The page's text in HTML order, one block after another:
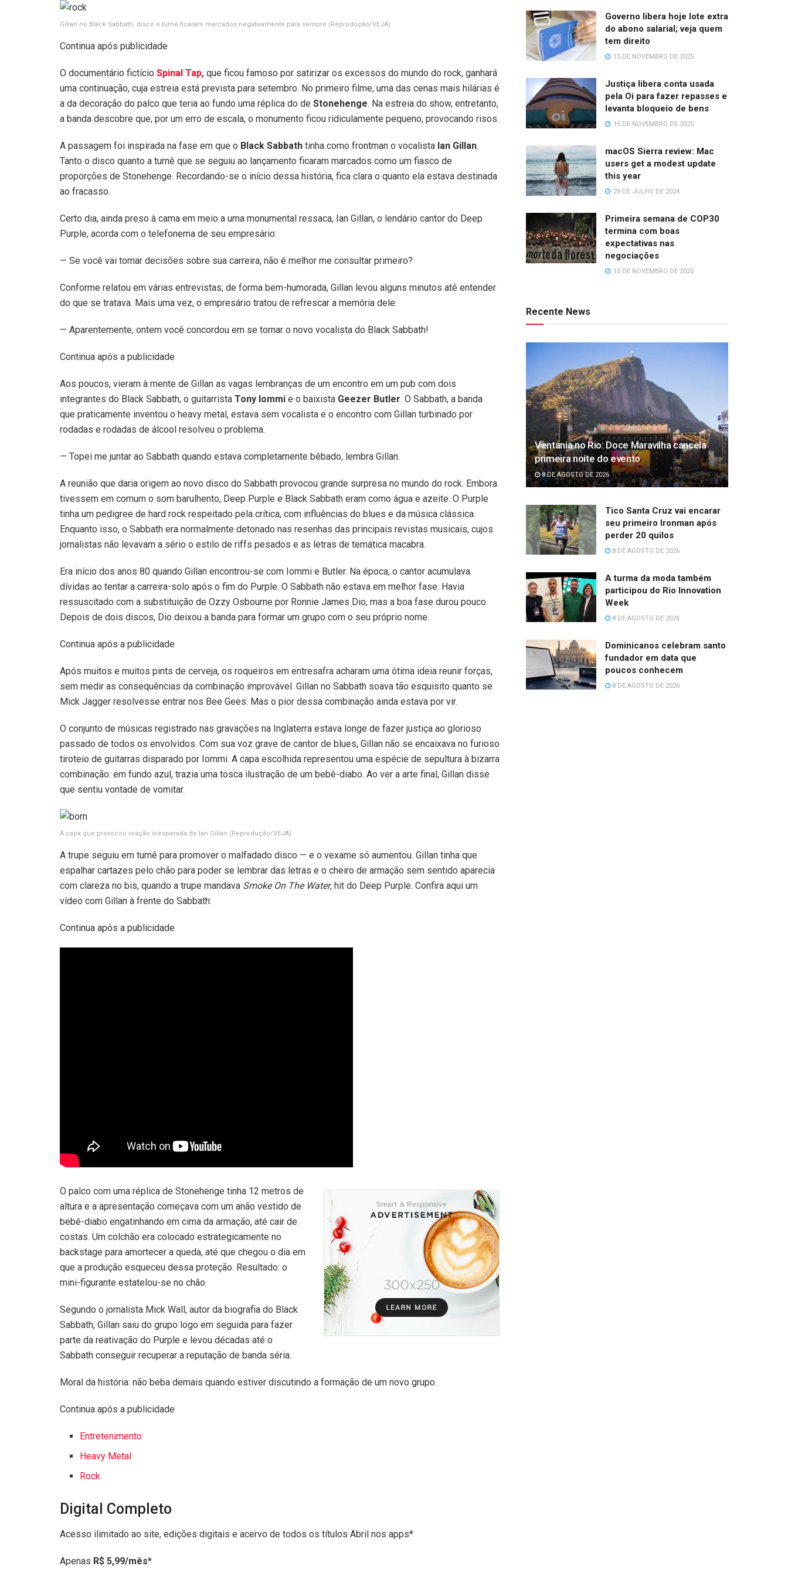
Gillan no Black Sabbath: disco e turnê ficaram marcados negativamente para sempre (Reprodução/VEJA)
Continua após publicidade
O documentário fictício Spinal Tap, que ficou famoso por satirizar os excessos do mundo do rock, ganhará
uma continuação, cuja estreia está prevista para setembro. No primeiro filme, uma das cenas mais hilárias é
a da decoração do palco que teria ao fundo uma réplica do de Stonehenge. Na estreia do show, entretanto,
a banda descobre que, por um erro de escala, o monumento ficou ridiculamente pequeno, provocando risos.
A passagem foi inspirada na fase em que o Black Sabbath tinha como frontman o vocalista Ian Gillan.
Tanto o disco quanto a turnê que se seguiu ao lançamento ficaram marcados como um fiasco de
proporções de Stonehenge. Recordando-se o início dessa história, fica clara o quanto ela estava destinada
ao fracasso.
Certo dia, ainda preso à cama em meio a uma monumental ressaca, Ian Gillan, o lendário cantor do Deep
Purple, acorda com o telefonema de seu empresário:
— Se você vai tomar decisões sobre sua carreira, não é melhor me consultar primeiro?
Conforme relatou em várias entrevistas, de forma bem-humorada, Gillan levou alguns minutos até entender
do que se tratava. Mais uma vez, o empresário tratou de refrescar a memória dele:
— Aparentemente, ontem você concordou em se tornar o novo vocalista do Black Sabbath!
Continua após a publicidade
Aos poucos, vieram à mente de Gillan as vagas lembranças de um encontro em um pub com dois
integrantes do Black Sabbath, o guitarrista Tony Iommi e o baixista Geezer Butler. O Sabbath, a banda
que praticamente inventou o heavy metal, estava sem vocalista e o encontro com Gillan turbinado por
rodadas e rodadas de álcool resolveu o problema.
— Topei me juntar ao Sabbath quando estava completamente bêbado, lembra Gillan.
A reunião que daria origem ao novo disco do Sabbath provocou grande surpresa no mundo do rock. Embora
tivessem em comum o som barulhento, Deep Purple e Black Sabbath eram como água e azeite. O Purple
tinha um pedigree de hard rock respeitado pela crítica, com influências do blues e da música clássica.
Enquanto isso, o Sabbath era normalmente detonado nas resenhas das principais revistas musicais, cujos
jornalistas não levavam a sério o estilo de riffs pesados e as letras de temática macabra.
Era início dos anos 80 quando Gillan encontrou-se com Iommi e Butler. Na época, o cantor acumulava
dívidas ao tentar a carreira-solo após o fim do Purple. O Sabbath não estava em melhor fase. Havia
ressuscitado com a substituição de Ozzy Osbourne por Ronnie James Dio, mas a boa fase durou pouco.
Depois de dois discos, Dio deixou a banda para formar um grupo com o seu próprio nome.
Continua após a publicidade
Após muitos e muitos pints de cerveja, os roqueiros em entresafra acharam uma ótima ideia reunir forças,
sem medir as consequências da combinação improvável. Gillan no Sabbath soava tão esquisito quanto se
Mick Jagger resolvesse entrar nos Bee Gees. Mas o pior dessa combinação ainda estava por vir.
O conjunto de músicas registrado nas gravações na Inglaterra estava longe de fazer justiça ao glorioso
passado de todos os envolvidos. Com sua voz grave de cantor de blues, Gillan não se encaixava no furioso
tiroteio de guitarras disparado por Iommi. A capa escolhida representou uma espécie de sepultura à bizarra
combinação: em fundo azul, trazia uma tosca ilustração de um bebê-diabo. Ao ver a arte final, Gillan disse
que sentiu vontade de vomitar.
A capa que provocou reação inesperada de Ian Gillan (Reprodução/VEJA)
A trupe seguiu em turnê para promover o malfadado disco — e o vexame só aumentou. Gillan tinha que
espalhar cartazes pelo chão para poder se lembrar das letras e o cheiro de armação sem sentido aparecia
com clareza no bis, quando a trupe mandava Smoke On The Water, hit do Deep Purple. Confira aqui um
vídeo com Gillan à frente do Sabbath:
Continua após a publicidade
O palco com uma réplica de Stonehenge tinha 12 metros de
altura e a apresentação começava com um anão vestido de
bebê-diabo engatinhando em cima da armação, até cair de
costas. Um colchão era colocado estrategicamente no
backstage para amortecer a queda, até que chegou o dia em
que a produção esqueceu dessa proteção. Resultado: o
mini-figurante estatelou-se no chão.
Segundo o jornalista Mick Wall, autor da biografia do Black
Sabbath, Gillan saiu do grupo logo em seguida para fazer
parte da reativação do Purple e levou décadas até o
Sabbath conseguir recuperar a reputação de banda séria.
Moral da história: não beba demais quando estiver discutindo a formação de um novo grupo.
Continua após a publicidade
Entretenimento
Heavy Metal
Rock
Digital Completo
Acesso ilimitado ao site, edições digitais e acervo de todos os títulos Abril nos apps*
Apenas R$ 5,99/mês*
Governo libera hoje lote extra
do abono salarial; veja quem
tem direito
15 DE NOVEMBRO DE 2025
Justiça libera conta usada
pela Oi para fazer repasses e
levanta bloqueio de bens
15 DE NOVEMBRO DE 2025
macOS Sierra review: Mac
users get a modest update
this year
29 DE JULHO DE 2024
Primeira semana de COP30
termina com boas
expectativas nas
negociações
15 DE NOVEMBRO DE 2025
Recente News
Ventania no Rio: Doce Maravilha cancela
primeira noite do evento
8 DE AGOSTO DE 2026
Tico Santa Cruz vai encarar
seu primeiro Ironman após
perder 20 quilos
8 DE AGOSTO DE 2026
A turma da moda também
participou do Rio Innovation
Week
8 DE AGOSTO DE 2026
Dominicanos celebram santo
fundador em data que
poucos conhecem
8 DE AGOSTO DE 2026